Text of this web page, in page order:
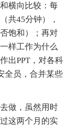
横向比较：每
共45分钟），
饱和）；再对
样工作为什么
出PPT，对各科
全员，合并某些
做，虽然用时
这两个月的实